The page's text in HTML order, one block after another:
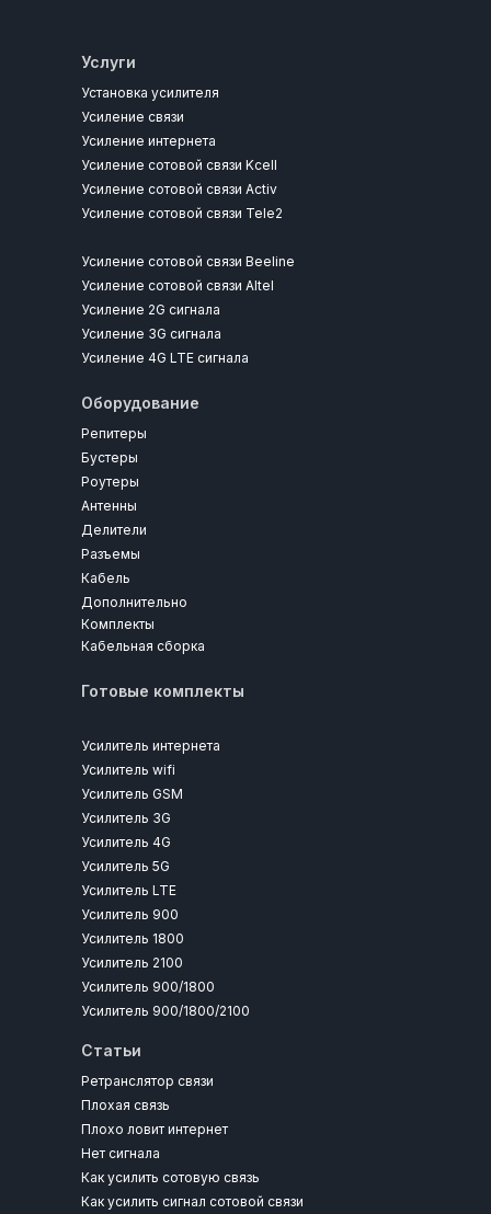
Услуги
Готовые комплекты
Оборудование
Установка усилителя
Репитеры
Статьи
Ретранслятор связи
Бустеры
Роутеры
Антенны
Делители
Разъемы
Кабель
Дополнительно
Усилитель интернета
Усилитель wifi
Усилитель GSM
Усилитель 3G
Усилитель 4G
Усилитель 5G
Усилитель LTE
Усилитель 900
Усилитель 1800
Усилитель 2100
Усилитель 900/1800
Усилитель 900/1800/2100
Плохая связь
Плохо ловит интернет
Нет сигнала
Как усилить сотовую связь
Как усилить сигнал сотовой связи
Усиление связи
Усиление интернета
Усиление сотовой связи Kcell
Усиление сотовой связи Activ
Усиление сотовой связи Tele2
Усиление сотовой связи Beeline
Усиление сотовой связи Altel
Усиление 2G сигнала
Усиление 3G сигнала
Усиление 4G LTE сигнала
Кабельная сборка
Комплекты